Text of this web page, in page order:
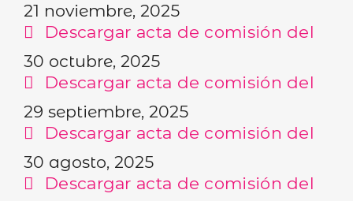
21 noviembre, 2025
Descargar acta de comisión del
30 octubre, 2025
Descargar acta de comisión del
29 septiembre, 2025
Descargar acta de comisión del
30 agosto, 2025
Descargar acta de comisión del